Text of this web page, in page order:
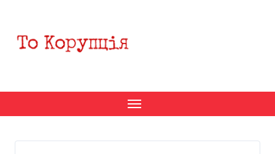
содержанию